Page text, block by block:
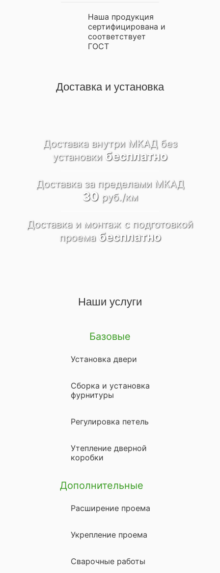
Наша продукция
сертифицирована и
соответствует
ГОСТ
Доставка и установка
Доставка внутри МКАД без
установки бесплатно
Доставка за пределами МКАД
30руб./км
Доставка и монтаж c подготовкой
проема бесплатно
Наши услуги
Базовые
Установка двери
Сборка и установка
фурнитуры
Регулировка петель
Утепление дверной
коробки
Дополнительные
Расширение проема
Укрепление проема
Сварочные работы